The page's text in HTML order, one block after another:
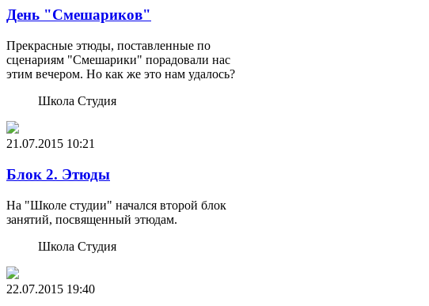
День "Смешариков"
Прекрасные этюды, поставленные по
сценариям "Смешарики" порадовали нас
этим вечером. Но как же это нам удалось?
Школа Студия
21.07.2015 10:21
Блок 2. Этюды
На "Школе студии" начался второй блок
занятий, посвященный этюдам.
Школа Студия
22.07.2015 19:40